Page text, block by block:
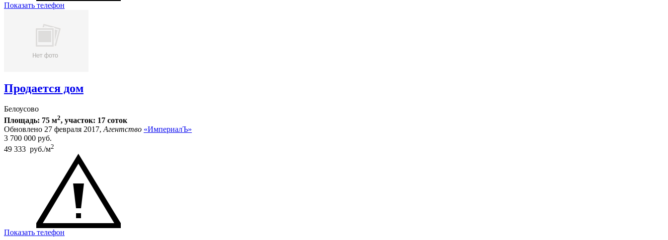
Показать телефон
Продается дом
Белоусово
Площадь: 75 м2, участок: 17 соток
Обновлено 27 февраля 2017, Агентство «ИмпериалЪ»
3 700 000 руб.
49 333 руб./м2
Показать телефон